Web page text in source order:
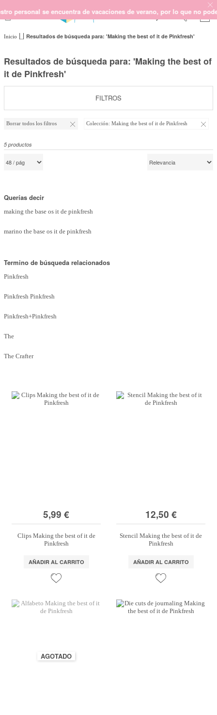
se encuentra de vacaciones de verano, por lo que no
Top Ventas
Temática
SCRAPBOOKING
MIXED MEDIA
REGALOS
PLANNERS
Inicio Resultados de búsqueda para: 'Making the best of it de Pinkfresh'
Resultados de búsqueda para: 'Making the best of
it de Pinkfresh'
5productos
Querías decir
making the base os it de pinkfresh
marino the base os it de pinkfresh
Termino de búsqueda relacionados
Pinkfresh
Pinkfresh Pinkfresh
Pinkfresh+Pinkfresh
The
The Crafter
5,99 €
Clips Making the best of it de
Pinkfresh
AÑADIR AL CARRITO
12,50 €
Stencil Making the best of it de
Pinkfresh
AÑADIR AL CARRITO
AGOTADO
FILTROS
Borrar todos los filtros Colección: Making the best of it de Pinkfresh